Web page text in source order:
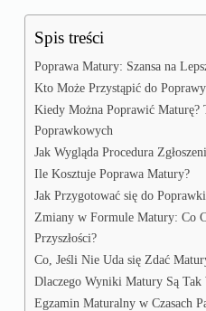
Spis treści
Poprawa Matury: Szansa na
Kto Może Przystąpić do
Kiedy Można Poprawić Maturę?
Poprawkowych
Jak Wygląda Procedura
Ile Kosztuje Poprawa Matury?
Jak Przygotować się do
Zmiany w Formule Matury: Co
Przyszłości?
Co, Jeśli Nie Uda się Zdać
Dlaczego Wyniki Matury Są Tak
Egzamin Maturalny w Czasach